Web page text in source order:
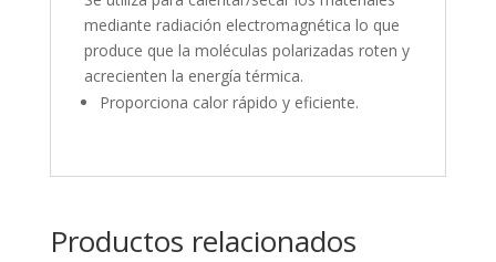
mediante radiación electromagnética lo que
produce que la moléculas polarizadas roten y
acrecienten la energía térmica.
Proporciona calor rápido y eficiente.
Productos relacionados